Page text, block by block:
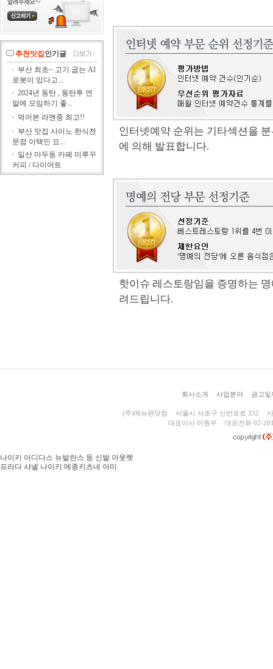
추천맛집 인기글
부산 최초~ 고기 굽는 AI
로봇이 있다고...
2024년 동탄 , 동탄투 연
말에 모임하기 좋...
먹어본 라멘중 최고!!
부산 맛집 사이노 한식전
문점 이택민 요...
일산 마두동 카페 미루꾸
커피 / 다이어트
인터넷예약 순위는 기타섹션을
에 의해 발표합니다.
핫이슈 레스토랑임을 증명하는
려드립니다.
회사소개 사업분야 광고및
(주)메뉴판닷컴 서울시 서초구 신반포로 332
대표이사 이원우
대표전화 02-
나이키 아디다스 뉴발란스 등 신발 아웃렛
프라다 샤넬 나이키 메종키츠네 아미